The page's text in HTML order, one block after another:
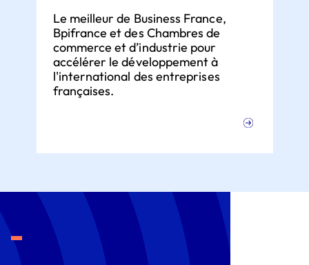
Le meilleur de Business France,
Bpifrance et des Chambres de
commerce et d’industrie pour
accélérer le développement à
l'international des entreprises
françaises.